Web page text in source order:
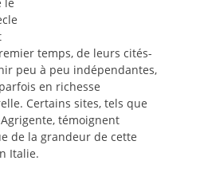
temps, de leurs cités-
peu à peu indépendantes,
en richesse
Certains sites, tels que
témoignent
de la grandeur de cette
Italie.